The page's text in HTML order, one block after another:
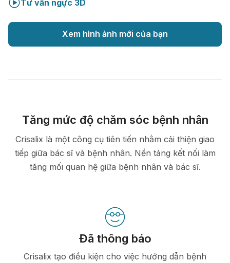
Tư vấn ngực 3D
Xem hình ảnh mới của bạn
Tăng mức độ chăm sóc bệnh nhân
Crisalix là một công cụ tiên tiến nhằm cải thiện giao
tiếp giữa bác sĩ và bệnh nhân. Nền tảng kết nối làm
tăng mối quan hệ giữa bệnh nhân và bác sĩ.
Đã thông báo
Crisalix tạo điều kiện cho việc hướng dẫn bệnh